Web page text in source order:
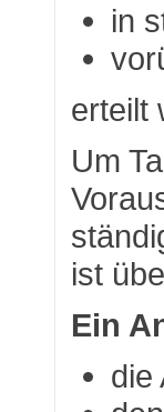
in
erteilt
Um
ist
Ein
die